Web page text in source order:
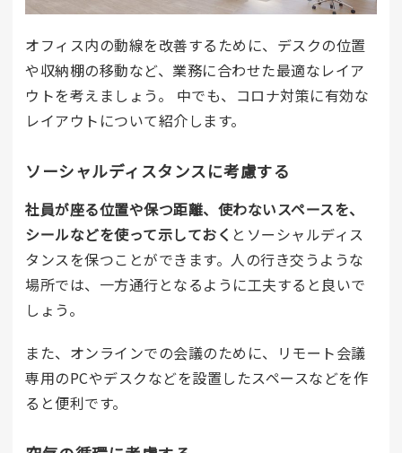
オフィス内の動線を改善するために、デスクの位置
や収納棚の移動など、業務に合わせた最適なレイア
ウトを考えましょう。 中でも、コロナ対策に有効な
レイアウトについて紹介します。
ソーシャルディスタンスに考慮する
社員が座る位置や保つ距離、使わないスペースを、
シールなどを使って示しておく とソーシャルディス
タンスを保つことができます。人の行き交うような
場所では、一方通行となるように工夫すると良いで
しょう。
また、オンラインでの会議のために、リモート会議
専用のPCやデスクなどを設置したスペースなどを作
ると便利です。